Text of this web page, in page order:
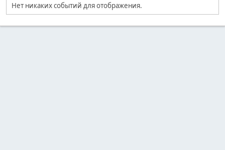
Нет никаких событий для отображения.